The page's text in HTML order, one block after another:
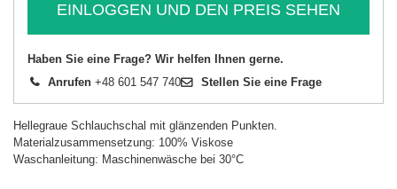
EINLOGGEN UND DEN PREIS SEHEN
Haben Sie eine Frage? Wir helfen Ihnen gerne.
Anrufen +48 601 547 740 Stellen Sie eine Frage
Hellegraue Schlauchschal mit glänzenden Punkten.
Materialzusammensetzung: 100% Viskose
Waschanleitung: Maschinenwäsche bei 30°C